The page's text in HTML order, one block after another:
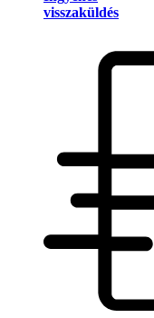
visszaküldés